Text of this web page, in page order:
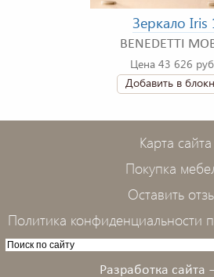
Зеркало Iris
BENEDETTI
Цена 43 626
Добавить в
Карта сайта
Покупка
Оставить
Политика конфиденциальности
Разработка сайта